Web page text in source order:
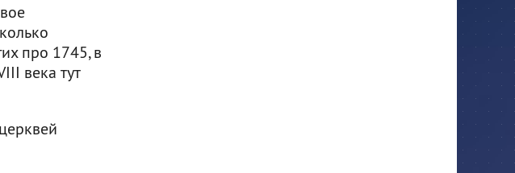
про 1745, в
века тут